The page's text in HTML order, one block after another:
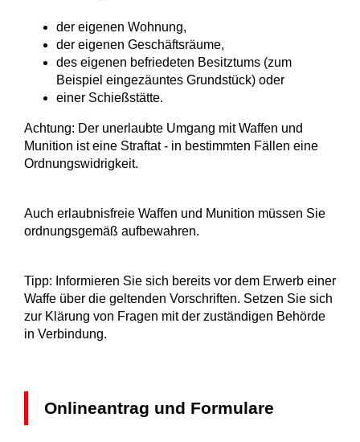
der eigenen Wohnung,
der eigenen Geschäftsräume,
des eigenen befriedeten Besitztums (zum
Beispiel eingezäuntes Grundstück) oder
einer Schießstätte.
Achtung: Der unerlaubte Umgang mit Waffen und
Munition ist eine Straftat - in bestimmten Fällen eine
Ordnungswidrigkeit.
Auch erlaubnisfreie Waffen und Munition müssen Sie
ordnungsgemäß aufbewahren.
Tipp: Informieren Sie sich bereits vor dem Erwerb einer
Waffe über die geltenden Vorschriften. Setzen Sie sich
zur Klärung von Fragen mit der zuständigen Behörde
in Verbindung.
Onlineantrag und Formulare